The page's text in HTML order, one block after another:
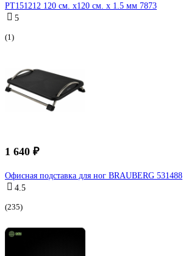
PT151212 120 см. х120 см. х 1.5 мм 7873
5
(1)
1 640 ₽
Офисная подставка для ног BRAUBERG 531488
4.5
(235)